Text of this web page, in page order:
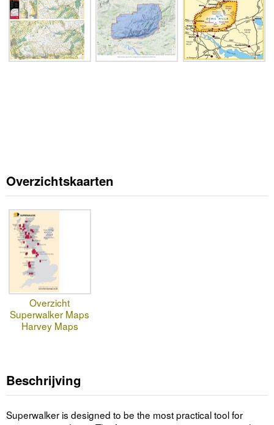
Overzichtskaarten
Overzicht
Superwalker Maps
Harvey Maps
Beschrijving
Superwalker is designed to be the most practical tool for